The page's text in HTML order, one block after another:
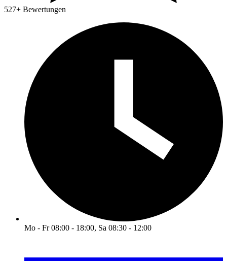
527+ Bewertungen
Mo - Fr 08:00 - 18:00, Sa 08:30 - 12:00